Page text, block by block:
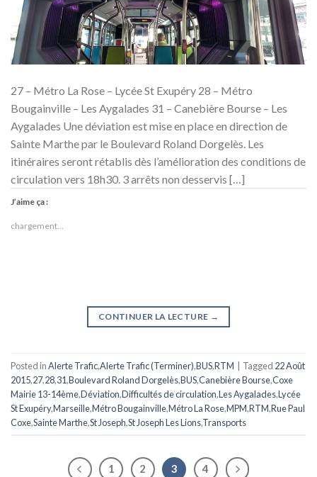
27 – Métro La Rose – Lycée St Exupéry 28 – Métro
Bougainville – Les Aygalades 31 – Canebière Bourse – Les
Aygalades Une déviation est mise en place en direction de
Sainte Marthe par le Boulevard Roland Dorgelès. Les
itinéraires seront rétablis dès l’amélioration des conditions de
circulation vers 18h30. 3 arrêts non desservis […]
J’aime ça :
chargement…
CONTINUER LA LECTURE →
Posted inAlerte Trafic,Alerte Trafic (Terminer),BUS,RTM Tagged 22 Août
2015,27,28,31,Boulevard Roland Dorgelès,BUS,Canebière Bourse,Coxe
Mairie 13-14ème,Déviation,Difficultés de circulation,Les Aygalades,Lycée
St Exupéry,Marseille,Métro Bougainville,Métro La Rose,MPM,RTM,Rue Paul
Coxe,Sainte Marthe,St Joseph,St Joseph Les Lions,Transports
1 2 3 4